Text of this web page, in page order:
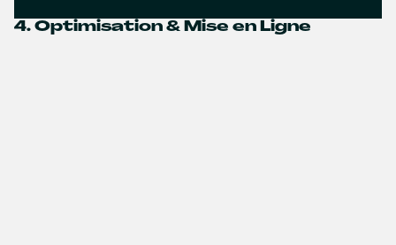
4. Optimisation & Mise en Ligne